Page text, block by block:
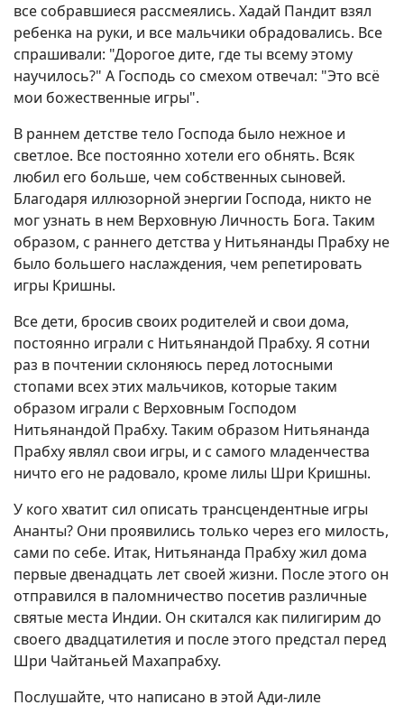
все собравшиеся рассмеялись. Хадай Пандит взял
ребенка на руки, и все мальчики обрадовались. Все
спрашивали: "Дорогое дите, где ты всему этому
научилось?" А Господь со смехом отвечал: "Это всё
мои божественные игры".
В раннем детстве тело Господа было нежное и
светлое. Все постоянно хотели его обнять. Всяк
любил его больше, чем собственных сыновей.
Благодаря иллюзорной энергии Господа, никто не
мог узнать в нем Верховную Личность Бога. Таким
образом, с раннего детства у Нитьянанды Прабху не
было большего наслаждения, чем репетировать
игры Кришны.
Все дети, бросив своих родителей и свои дома,
постоянно играли с Нитьянандой Прабху. Я сотни
раз в почтении склоняюсь перед лотосными
стопами всех этих мальчиков, которые таким
образом играли с Верховным Господом
Нитьянандой Прабху. Таким образом Нитьянанда
Прабху являл свои игры, и с самого младенчества
ничто его не радовало, кроме лилы Шри Кришны.
У кого хватит сил описать трансцендентные игры
Ананты? Они проявились только через его милость,
сами по себе. Итак, Нитьянанда Прабху жил дома
первые двенадцать лет своей жизни. После этого он
отправился в паломничество посетив различные
святые места Индии. Он скитался как пилигирим до
своего двадцатилетия и после этого предстал перед
Шри Чайтаньей Махапрабху.
Послушайте, что написано в этой Ади-лиле